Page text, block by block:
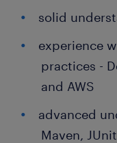
solid
experience
practices -
and AWS
advanced
Maven,